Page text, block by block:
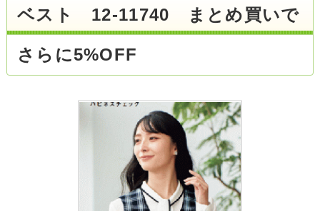
ベスト 12-11740 まとめ買いで
さらに5%OFF